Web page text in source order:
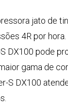
jato de
4R por hora.
DX100 pode
gama de
S DX100